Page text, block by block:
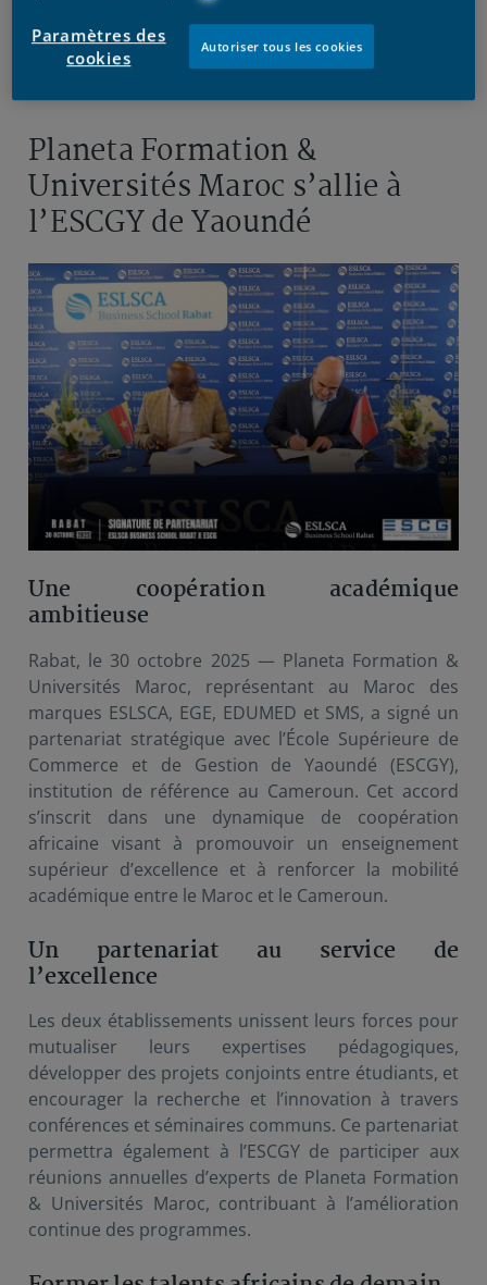
Publicado:12/11/2025|Actualizado:12/11/2025
Planeta Formation &
Universités Maroc s’allie à
l’ESCGY de Yaoundé
Image
Une coopération académique
ambitieuse
Rabat, le 30 octobre 2025 — Planeta Formation &
Universités Maroc, représentant au Maroc des
marques ESLSCA, EGE, EDUMED et SMS, a signé un
partenariat stratégique avec l’École Supérieure de
Commerce et de Gestion de Yaoundé (ESCGY),
institution de référence au Cameroun. Cet accord
s’inscrit dans une dynamique de coopération
africaine visant à promouvoir un enseignement
supérieur d’excellence et à renforcer la mobilité
académique entre le Maroc et le Cameroun.
Un partenariat au service de
l’excellence
Les deux établissements unissent leurs forces pour
mutualiser leurs expertises pédagogiques,
développer des projets conjoints entre étudiants, et
encourager la recherche et l’innovation à travers
conférences et séminaires communs. Ce partenariat
permettra également à l’ESCGY de participer aux
réunions annuelles d’experts de Planeta Formation
& Universités Maroc, contribuant à l’amélioration
continue des programmes.
Paramètres des
cookies
Autoriser tous les cookies